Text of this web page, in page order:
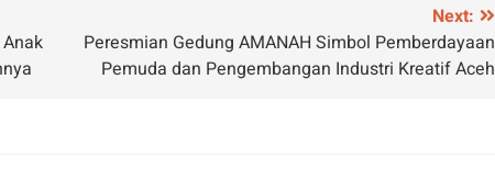
Next:
Peresmian Gedung AMANAH Simbol Pemberdayaan
Pemuda dan Pengembangan Industri Kreatif Aceh